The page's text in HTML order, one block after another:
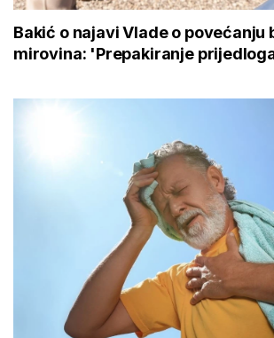
Bakić o najavi Vlade o povećanju
mirovina: 'Prepakiranje